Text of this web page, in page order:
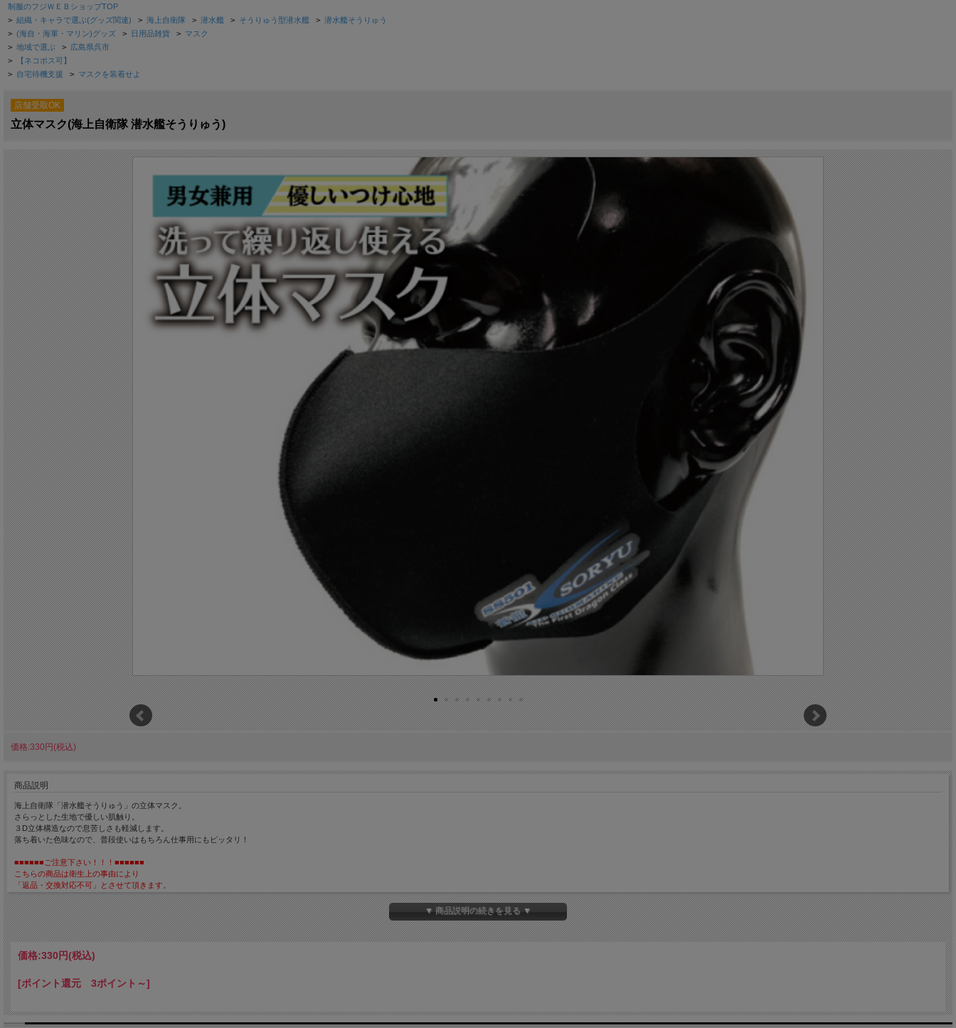
制服のフジＷＥＢショップTOP
> 組織・キャラで選ぶ(グッズ関連) > 海上自衛隊 > 潜水艦 > そうりゅう型潜水艦 > 潜水艦そうりゅう
> (海自・海軍・マリン)グッズ > 日用品雑貨 > マスク
> 地域で選ぶ > 広島県呉市
> 【ネコポス可】
> 自宅待機支援 > マスクを装着せよ
店舗受取OK
立体マスク(海上自衛隊 潜水艦そうりゅう)
価格:330円(税込)
商品説明
海上自衛隊「潜水艦そうりゅう」の立体マスク。
さらっとした生地で優しい肌触り。
３D立体構造なので息苦しさも軽減します。
落ち着いた色味なので、普段使いはもちろん仕事用にもピッタリ！
■■■■■■ご注意下さい！！！■■■■■■
こちらの商品は衛生上の事由により
「返品・交換対応不可」とさせて頂きます。
■■■■■■■■■■■■■■■■■■■■■
中国製
素材： ポリエステル100%
サイズ(1サイズ)：マスク部分横17.5cm×縦13cm
カラー：ブラック
■本製品は有害な粉塵やガスなどを防ぐ目的では使用できません。
■ウイルスを遮断し、感染を予防する効果は実証されておりません。
■感染症の予防には、手洗いやアルコール消毒の励行、十分な睡眠確保をお勧めいたします。
▼ 商品説明の続きを見る ▼
価格:330円(税込)
[ポイント還元 3ポイント～]